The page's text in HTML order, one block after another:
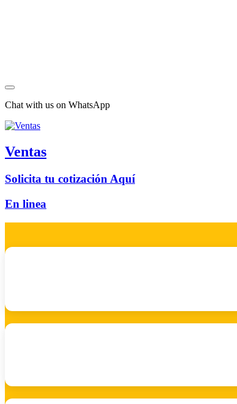
Chat with us on WhatsApp
Ventas
Solicita tu cotización Aquí
En linea